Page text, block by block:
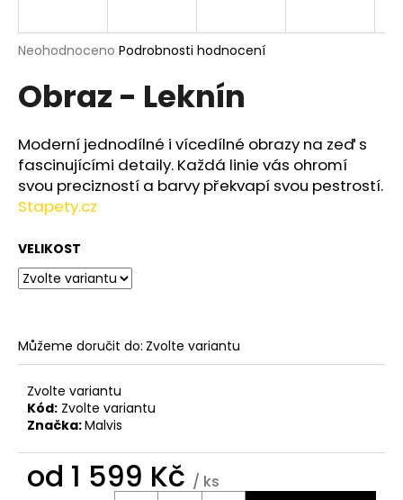
Průměrné
produktu
je
z
5
hvězdiček.
Neohodnoceno Podrobnosti hodnocení
Obraz - Leknín
Moderní jednodílné i vícedílné obrazy na zeď s
fascinujícími detaily. Každá linie vás ohromí
svou precizností a barvy překvapí svou pestrostí.
Stapety.cz
VELIKOST
Můžeme doručit do: Zvolte variantu
Zvolte variantu
Kód: Zvolte variantu
Značka:Malvis
od 1 599 Kč / ks
j
t
?
D
o
r
u
č
u
j
m